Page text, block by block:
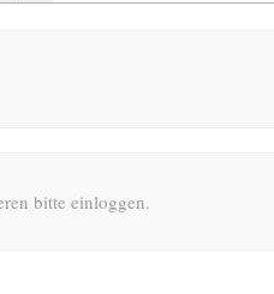
bitte einloggen.